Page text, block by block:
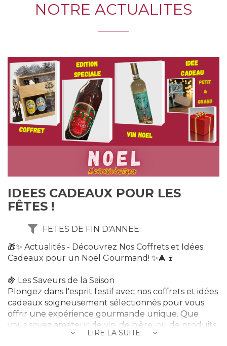
NOTRE ACTUALITES
IDEES CADEAUX POUR LES
FÊTES !
FETES DE FIN D'ANNEE
🎁✨ Actualités - Découvrez Nos Coffrets et Idées
Cadeaux pour un Noël Gourmand! ✨🎄🍷
🍇 Les Saveurs de la Saison
Plongez dans l'esprit festif avec nos coffrets et idées
cadeaux soigneusement sélectionnés pour vous
offrir une expérience gourmande unique. Que
vous soyez amateur de vin, de bière, ou de produits
régionaux, nous avons le cadeau parfait pour
LIRE LA SUITE